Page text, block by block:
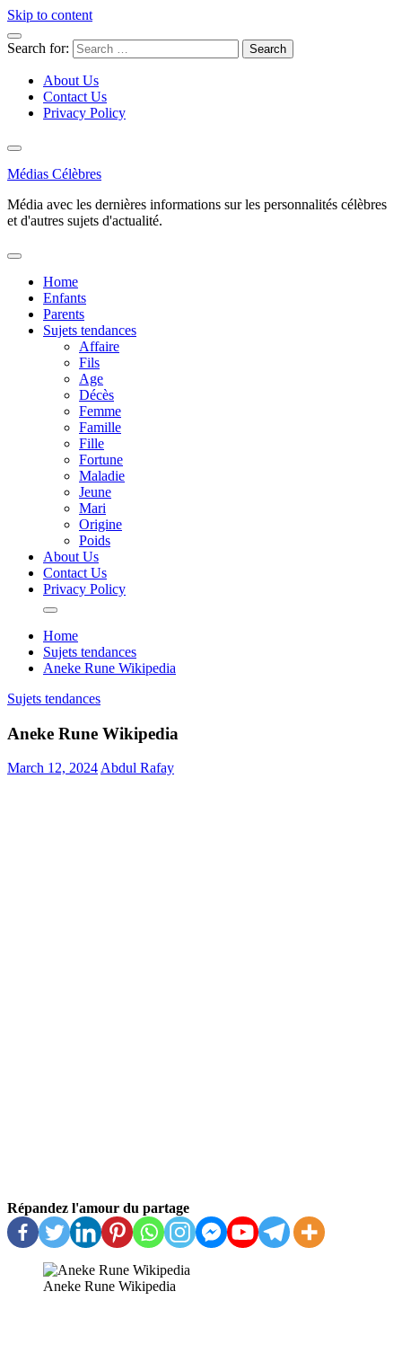
Skip to content
Search for:
About Us
Contact Us
Privacy Policy
Médias Célèbres
Média avec les dernières informations sur les personnalités célèbres
et d'autres sujets d'actualité.
Home
Enfants
Parents
Sujets tendances
Affaire
Fils
Age
Décès
Femme
Famille
Fille
Fortune
Maladie
Jeune
Mari
Origine
Poids
About Us
Contact Us
Privacy Policy
Home
Sujets tendances
Aneke Rune Wikipedia
Sujets tendances
Aneke Rune Wikipedia
March 12, 2024Abdul Rafay
Répandez l'amour du partage
Aneke Rune Wikipedia